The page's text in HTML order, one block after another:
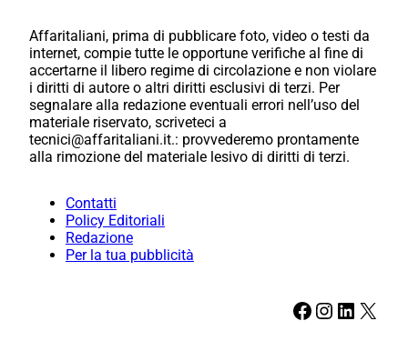
Affaritaliani, prima di pubblicare foto, video o testi da
internet, compie tutte le opportune verifiche al fine di
accertarne il libero regime di circolazione e non violare
i diritti di autore o altri diritti esclusivi di terzi. Per
segnalare alla redazione eventuali errori nell’uso del
materiale riservato, scriveteci a
tecnici@affaritaliani.it.: provvederemo prontamente
alla rimozione del materiale lesivo di diritti di terzi.
Contatti
Policy Editoriali
Redazione
Per la tua pubblicità
Facebook Instagram LinkedIn X